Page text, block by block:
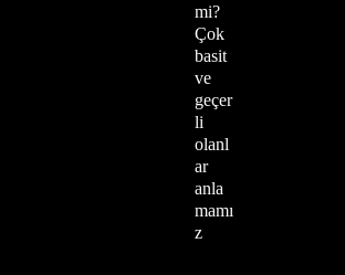
mi?
Çok
basit
ve
geçer
li
olanl
ar
anla
mamı
z